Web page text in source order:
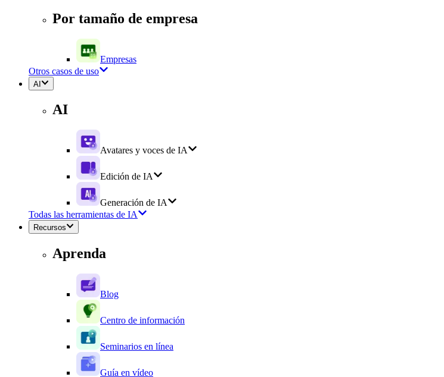
Por tamaño de empresa
Empresas
Otros casos de uso
AI
AI
Avatares y voces de IA
Edición de IA
Generación de IA
Todas las herramientas de IA
Recursos
Aprenda
Blog
Centro de información
Seminarios en línea
Guía en vídeo